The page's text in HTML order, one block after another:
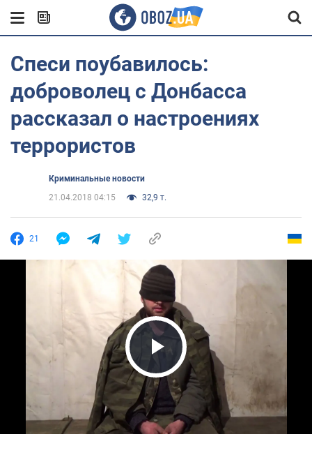
Спеси поубавилось:
доброволец с Донбасса
рассказал о настроениях
террористов
Криминальные новости
21.04.2018 04:15
32,9 т.
21
Play Video